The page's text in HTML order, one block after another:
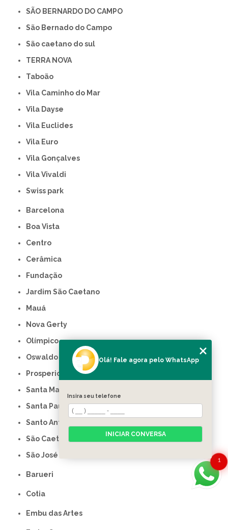
SÃO BERNARDO DO CAMPO
São Bernado do Campo
São caetano do sul
TERRA NOVA
Taboão
Vila Caminho do Mar
Vila Dayse
Vila Euclides
Vila Euro
Vila Gonçalves
Vila Vivaldi
swiss park
Barcelona
Boa Vista
Centro
Cerâmica
Fundação
Jardim São Caetano
Mauá
Nova Gerty
Olímpico
Oswaldo Cruz
Prosperidade
Santa Maria
Santa Paula
Santo Antônio
São Caetano do Sul
São José
Barueri
Cotia
Embu das Artes
1
Olá! Fale agora pelo WhatsApp
Insira seu telefone
INICIAR CONVERSA